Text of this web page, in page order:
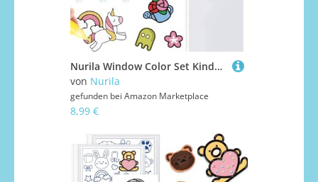
Nurila Window Color Set Kinder, Fensterfarben Kinder, Window Color 8 Pinselfarben 10ML und Zwei Graffiti-Muster, eine A4-Backfolie, Fenstermalfarben für Glas Kreative Fensterbilder und Bastelspaß
von Nurila
gefunden bei Amazon Marketplace
8,99 €